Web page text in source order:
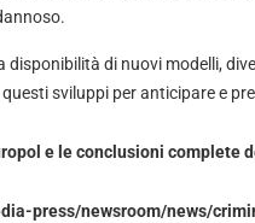
disponibilità di nuovi modelli,
sviluppi per anticipare e
e le conclusioni complete
press/newsroom/news/